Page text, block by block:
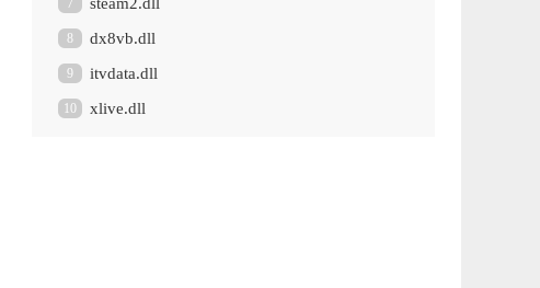
7
8 dx8vb.dll
9 itvdata.dll
10 xlive.dll